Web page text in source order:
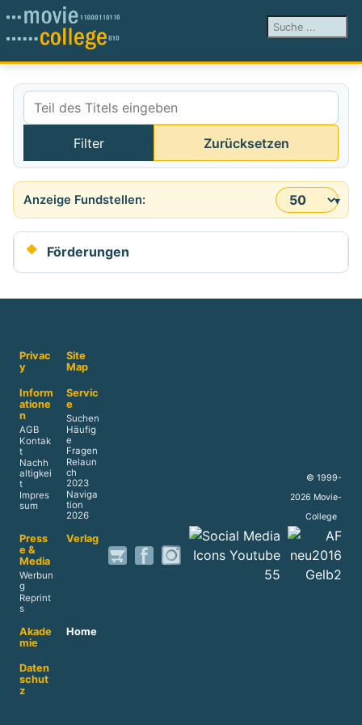
Suchen ...
Teil des Titels eingeben
Filter Zurücksetzen
Anzeige #
Förderungen
Privac
y
Site
Map
Inform
atione
n
AGB
Kontak
t
Nachh
altigkei
t
Impres
sum
Servic
e
Suchen
Häufig
e
Fragen
Relaun
ch
2023
Naviga
tion
2026
Press
e &
Media
Werbun
g
Reprint
s
Verlag
Akade
mie
Home
Daten
schut
z
© 1999-
2026 Movie-
College